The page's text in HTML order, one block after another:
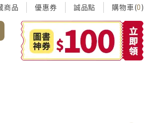
商品 優惠券 誠品點 購物車(0)